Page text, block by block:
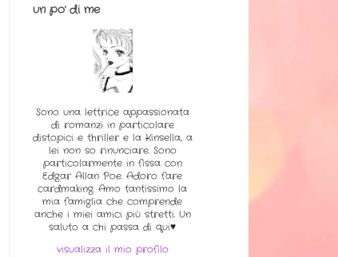
un po' di me
Sono una lettrice appassionata
di romanzi in particolare
distopici e thriller e la Kinsella, a
lei non so rinunciare. Sono
particolarmente in fissa con
Edgar Allan Poe. Adoro fare
cardmaking. Amo tantissimo la
mia famiglia che comprende
anche i miei amici più stretti. Un
saluto a chi passa di qui♥
visualizza il mio profilo